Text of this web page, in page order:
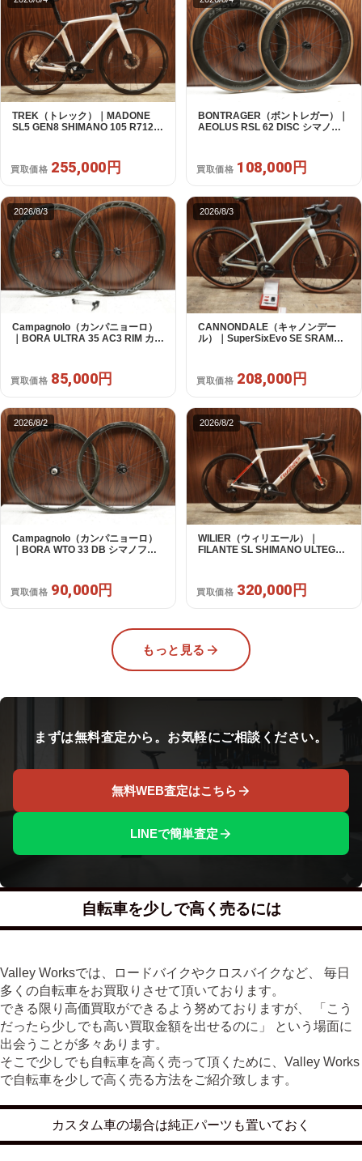
TREK（トレック）｜MADONE
SL5 GEN8 SHIMANO 105 R7120
買取価格 255,000円
BONTRAGER（ボントレガー）｜
AEOLUS RSL 62 DISC シマノフ
買取価格 108,000円
2026/8/3
Campagnolo（カンパニョーロ）
｜BORA ULTRA 35 AC3 RIM カン
買取価格 85,000円
2026/8/3
CANNONDALE（キャノンデー
ル）｜SuperSixEvo SE SRAM
年｜美品｜買取金額 208,000円
買取価格 208,000円
2026/8/2
Campagnolo（カンパニョーロ）
｜BORA WTO 33 DB シマノフリ
買取価格 90,000円
2026/8/2
WILIER（ウィリエール）｜
FILANTE SL SHIMANO ULTEGRA
買取価格 320,000円
もっと見る
まずは無料査定から。お気軽にご相談ください。
無料WEB査定はこちら
LINEで簡単査定
自転車を少しで高く売るには
Valley Worksでは、ロードバイクやクロスバイクなど、 毎日
多くの自転車をお買取りさせて頂いております。
できる限り高価買取ができるよう努めておりますが、 「こう
だったら少しでも高い買取金額を出せるのに」 という場面に
出会うことが多々あります。
そこで少しでも自転車を高く売って頂くために、Valley Works
で自転車を少しで高く売る方法をご紹介致します。
カスタム車の場合は純正パーツも置いておく